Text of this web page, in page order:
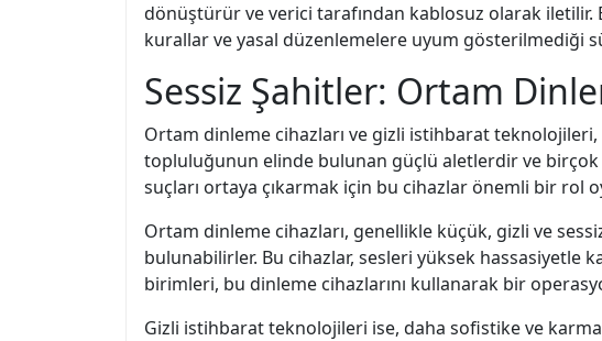
dönüştürür ve verici tarafından kablosuz olarak iletilir.
kurallar ve yasal düzenlemelere uyum gösterilmediği
Sessiz Şahitler: Ortam
Ortam dinleme cihazları ve gizli istihbarat teknolojileri,
topluluğunun elinde bulunan güçlü aletlerdir ve birçok
suçları ortaya çıkarmak için bu cihazlar önemli bir rol
Ortam dinleme cihazları, genellikle küçük, gizli ve
bulunabilirler. Bu cihazlar, sesleri yüksek
birimleri, bu dinleme cihazlarını kullanarak bir
Gizli istihbarat teknolojileri ise, daha sofistike ve